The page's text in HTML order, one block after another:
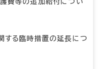
費等の追加給付につい
する臨時措置の延長につ